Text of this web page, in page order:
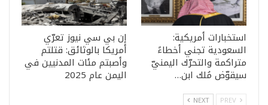
استخبارات أمريكية:
السعودية تجني أخطاءً
متراكمة والتحرّك اليمنيّ
سيقوّض مُلك ابن…
إن بي سي نيوز تعرّي
أمريكا بالوثائق: قتلتم
وأصبتم مئات المدنيين في
اليمن عام 2025
NEXT